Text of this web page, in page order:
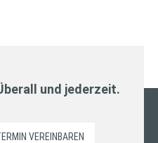
und jederzeit.
VEREINBAREN